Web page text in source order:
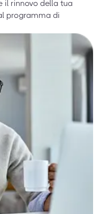
il rinnovo della tua
programma di